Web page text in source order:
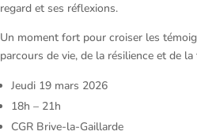
regard et ses réflexions.
Un moment fort pour croiser les
parcours de vie, de la résilience et de
Jeudi 19 mars 2026
18h – 21h
CGR Brive-la-Gaillarde